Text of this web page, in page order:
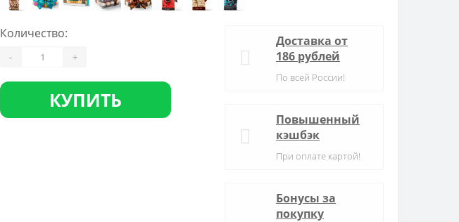
Количество:
- +
КУПИТЬ
Доставка от
186 рублей
По всей России!
Повышенный
кэшбэк
При оплате картой!
Бонусы за
покупку